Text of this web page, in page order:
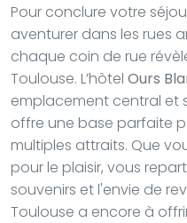
Pour conclure votre
aventurer dans les rues
chaque coin de rue
Toulouse. L’hôtel Ours
emplacement central et
offre une base parfaite
multiples attraits. Que
pour le plaisir, vous
souvenirs et l'envie de
Toulouse a encore à